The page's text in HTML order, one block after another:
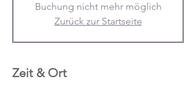
Buchung nicht mehr möglich
Zurück zur Startseite
Zeit & Ort